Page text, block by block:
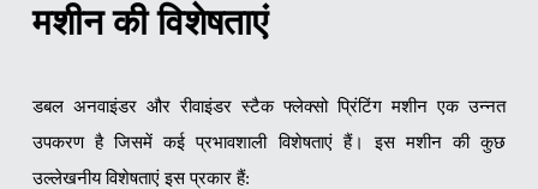
मशीन की विशेषताएं
डबल अनवाइंडर और रीवाइंडर स्टैक फ्लेक्सो प्रिंटिंग मशीन एक उन्नत
उपकरण है जिसमें कई प्रभावशाली विशेषताएं हैं। इस मशीन की कुछ
उल्लेखनीय विशेषताएं इस प्रकार हैं: